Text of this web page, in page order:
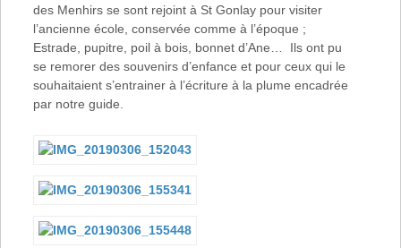
des Menhirs se sont rejoint à St Gonlay pour visiter
l’ancienne école, conservée comme à l’époque ;
Estrade, pupitre, poil à bois, bonnet d’Ane… Ils ont pu
se remorer des souvenirs d’enfance et pour ceux qui le
souhaitaient s’entrainer à l’écriture à la plume encadrée
par notre guide.